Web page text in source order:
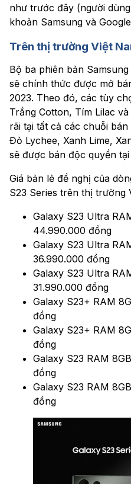
như trước đây (người
khoản Samsung và
Trên thị trường Việt
Bộ ba phiên bản
sẽ chính thức được mở
2023. Theo đó, các tùy
Trắng Cotton, Tím Lilac
rãi tại tất cả các chuỗi
Đỏ Lychee, Xanh Lime,
sẽ được bán độc quyền tại
Giá bản lẻ đề nghị của
S23 Series trên thị trường
Galaxy S23 Ultra
44.990.000 đồng
Galaxy S23 Ultra
36.990.000 đồng
Galaxy S23 Ultra
31.990.000 đồng
Galaxy S23+ RAM
đồng
Galaxy S23+ RAM
đồng
Galaxy S23 RAM
đồng
Galaxy S23 RAM
đồng